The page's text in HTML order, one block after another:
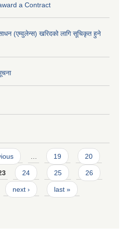
a Contract
(एम्वुलेन्स) खरिदको लागि सूचिकृत हुने
… 19 20
24 25 26
next › last »